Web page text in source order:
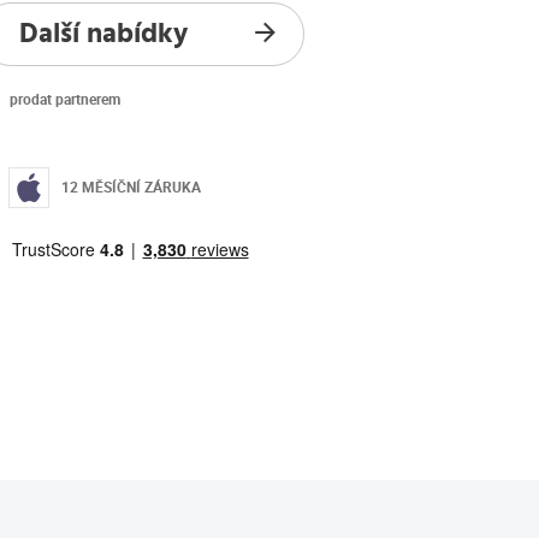
Další nabídky
prodat partnerem
12 MĚSÍČNÍ ZÁRUKA